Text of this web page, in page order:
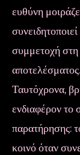
ευθύνη
συμμετοχή
αποτελέσματος.
Ταυτόχρονα,
ενδιαφέρον το
παρατήρησης:
κοινό όταν